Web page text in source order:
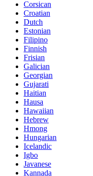
Corsican
Croatian
Dutch
Estonian
Filipino
Finnish
Frisian
Galician
Georgian
Gujarati
Haitian
Hausa
Hawaiian
Hebrew
Hmong
Hungarian
Icelandic
Igbo
Javanese
Kannada